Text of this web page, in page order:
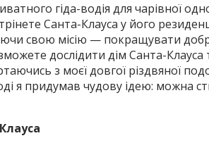
гіда-водія для чарівної
Санта-Клауса у його
свою місію — покращувати
дослідити дім Санта-
з моєї довгої різдвяної
я придумав чудову ідею: можна